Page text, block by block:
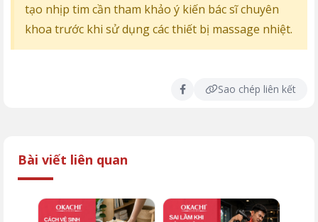
tạo nhịp tim cần tham khảo ý kiến bác sĩ chuyên
khoa trước khi sử dụng các thiết bị massage nhiệt.
Sao chép liên kết
Bài viết liên quan